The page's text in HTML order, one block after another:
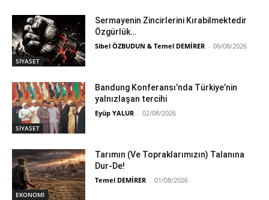
SİYASET
Sermayenin Zincirlerini Kırabilmektedir
Özgürlük…
Sibel ÖZBUDUN & Temel DEMİRER - 06/08/2026
SİYASET
Bandung Konferansı’nda Türkiye’nin
yalnızlaşan tercihi
Eyüp YALUR - 02/08/2026
EKONOMİ
Tarımın (Ve Topraklarımızın) Talanına
Dur-De!
Temel DEMİRER - 01/08/2026